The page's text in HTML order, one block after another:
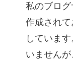
私のブロ
作成され
していま
いません